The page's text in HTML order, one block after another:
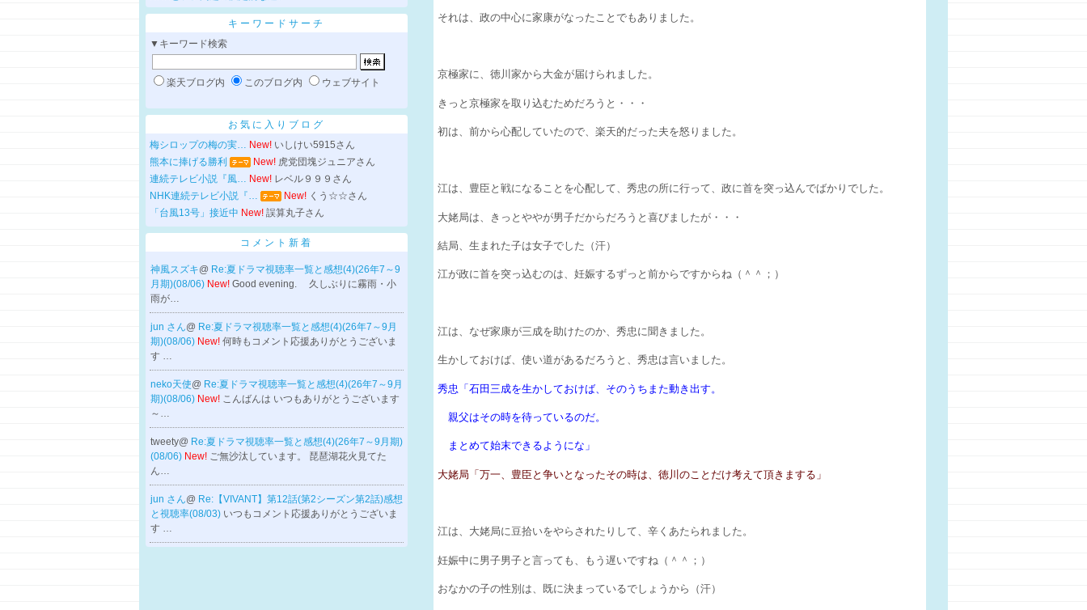
キーワードサーチ
▼キーワード検索
楽天ブログ内 このブログ内 ウェブサイト
お気に入りブログ
梅シロップの梅の実… New! いしけい5915さん
熊本に捧げる勝利
New! 虎党団塊ジュニアさん
連続テレビ小説『風… New! レベル９９９さん
NHK連続テレビ小説『…
New! くう☆☆さん
「台風13号」接近中 New! 誤算丸子さん
コメント新着
神風スズキ@ Re:夏ドラマ視聴率一覧と感想(4)(26年7～9
月期)(08/06) New! Good evening. 久しぶりに霧雨・小
雨が…
jun さん@ Re:夏ドラマ視聴率一覧と感想(4)(26年7～9月
期)(08/06) New! 何時もコメント応援ありがとうございま
す …
neko天使@ Re:夏ドラマ視聴率一覧と感想(4)(26年7～9月
期)(08/06) New! こんばんは いつもありがとうございます
～…
tweety@ Re:夏ドラマ視聴率一覧と感想(4)(26年7～9月期)
(08/06) New! ご無沙汰しています。 琵琶湖花火見てた
ん…
jun さん@ Re:【VIVANT】第12話(第2シーズン第2話)感想
と視聴率(08/03) いつもコメント応援ありがとうございま
す …
それは、政の中心に家康がなったことでもありました。
京極家に、徳川家から大金が届けられました。
きっと京極家を取り込むためだろうと・・・
初は、前から心配していたので、楽天的だった夫を怒りました。
江は、豊臣と戦になることを心配して、秀忠の所に行って、政に首を突っ込んでばかりでした。
大姥局は、きっとややが男子だからだろうと喜びましたが・・・
結局、生まれた子は女子でした（汗）
江が政に首を突っ込むのは、妊娠するずっと前からですからね（＾＾；）
江は、なぜ家康が三成を助けたのか、秀忠に聞きました。
生かしておけば、使い道があるだろうと、秀忠は言いました。
秀忠「石田三成を生かしておけば、そのうちまた動き出す。
親父はその時を待っているのだ。
まとめて始末できるようにな」
大姥局「万一、豊臣と争いとなったその時は、徳川のことだけ考えて頂きまする」
江は、大姥局に豆拾いをやらされたりして、辛くあたられました。
妊娠中に男子男子と言っても、もう遅いですね（＾＾；）
おなかの子の性別は、既に決まっているでしょうから（汗）